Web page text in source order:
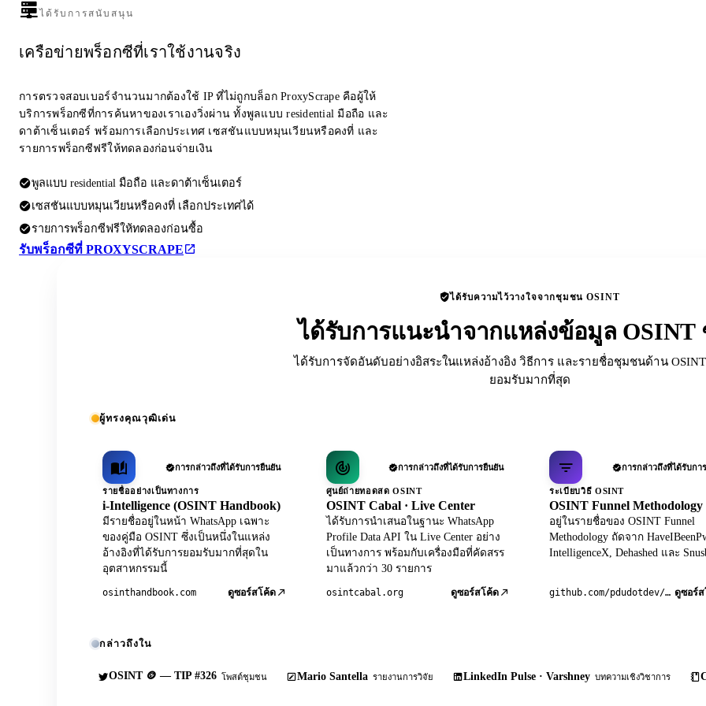
ได้รับการสนับสนุน
เครือข่ายพร็อกซีที่เราใช้งานจริง
การตรวจสอบเบอร์จำนวนมากต้องใช้ IP ที่ไม่ถูกบล็อก ProxyScrape คือผู้ให้
บริการพร็อกซีที่การค้นหาของเราเองวิ่งผ่าน ทั้งพูลแบบ residential มือถือ และ
ดาต้าเซ็นเตอร์ พร้อมการเลือกประเทศ เซสชันแบบหมุนเวียนหรือคงที่ และ
รายการพร็อกซีฟรีให้ทดลองก่อนจ่ายเงิน
พูลแบบ residential มือถือ และดาต้าเซ็นเตอร์
เซสชันแบบหมุนเวียนหรือคงที่ เลือกประเทศได้
รายการพร็อกซีฟรีให้ทดลองก่อนซื้อ
รับพร็อกซีที่ PROXYSCRAPE
ได้รับความไว้วางใจจากชุมชน OSINT
ได้รับการแนะนำจากแหล่งข้อมูล OSINT
ได้รับการจัดอันดับอย่างอิสระในแหล่งอ้างอิง วิธีการ และรายชื่อชุมชนด้าน
ยอมรับมากที่สุด
ผู้ทรงคุณวุฒิเด่น
การกล่าวถึงที่ได้รับการยืนยัน
รายชื่ออย่างเป็นทางการ
i-Intelligence (OSINT Handbook)
มีรายชื่ออยู่ในหน้า WhatsApp เฉพาะ
ของคู่มือ OSINT ซึ่งเป็นหนึ่งในแหล่ง
อ้างอิงที่ได้รับการยอมรับมากที่สุดใน
อุตสาหกรรมนี้
osinthandbook.com ดูซอร์สโค้ด
การกล่าวถึงที่ได้รับการยืนยัน
ศูนย์ถ่ายทอดสด OSINT
OSINT Cabal · Live Center
ได้รับการนำเสนอในฐานะ WhatsApp
Profile Data API ใน Live Center อย่าง
เป็นทางการ พร้อมกับเครื่องมือที่คัดสรร
มาแล้วกว่า 30 รายการ
osintcabal.org ดูซอร์สโค้ด
การกล่าวถึงที่ได้รับกา
ระเบียบวิธี OSINT
OSINT Funnel Methodology
อยู่ในรายชื่อของ OSINT Funnel
Methodology ถัดจาก
IntelligenceX, Dehashed และ
github.com/pdudotdev/ofm ดูซอร์
กล่าวถึงใน
OSINT 🪙 — TIP #326 โพสต์ชุมชน Mario Santella รายงานการวิจัย LinkedIn Pulse · Varshney บทความเชิงวิชาการ